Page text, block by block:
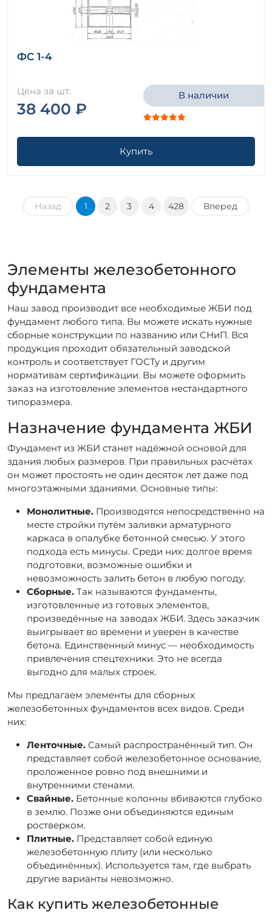
ФС 1-4
Цена за шт.
38 400 ₽
В наличии
Купить
Назад 1 2 3 4 428 Вперед
Элементы железобетонного
фундамента
Наш завод производит все необходимые ЖБИ под
фундамент любого типа. Вы можете искать нужные
сборные конструкции по названию или СНиП. Вся
продукция проходит обязательный заводской
контроль и соответствует ГОСТу и другим
нормативам сертификации. Вы можете оформить
заказ на изготовление элементов нестандартного
типоразмера.
Назначение фундамента ЖБИ
Фундамент из ЖБИ станет надёжной основой для
здания любых размеров. При правильных расчётах
он может простоять не один десяток лет даже под
многоэтажными зданиями. Основные типы:
Монолитные. Производятся непосредственно на
месте стройки путём заливки арматурного
каркаса в опалубке бетонной смесью. У этого
подхода есть минусы. Среди них: долгое время
подготовки, возможные ошибки и
невозможность залить бетон в любую погоду.
Сборные. Так называются фундаменты,
изготовленные из готовых элементов,
произведённые на заводах ЖБИ. Здесь заказчик
выигрывает во времени и уверен в качестве
бетона. Единственный минус — необходимость
привлечения спецтехники. Это не всегда
выгодно для малых строек.
Мы предлагаем элементы для сборных
железобетонных фундаментов всех видов. Среди
них:
Ленточные. Самый распространённый тип. Он
представляет собой железобетонное основание,
проложенное ровно под внешними и
внутренними стенами.
Свайные. Бетонные колонны вбиваются глубоко
в землю. Позже они объединяются единым
ростверком.
Плитные. Представляет собой единую
железобетонную плиту (или несколько
объединённых). Используется там, где выбрать
другие варианты невозможно.
Как купить железобетонные